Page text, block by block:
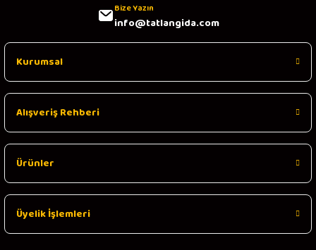
Bize Yazın
info@tatlangida.com
Kurumsal
Alışveriş Rehberi
Ürünler
Üyelik İşlemleri